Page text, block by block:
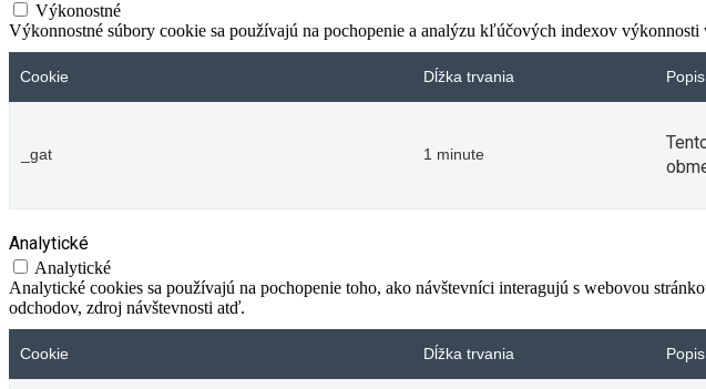
Výkonostné
Výkonnostné súbory cookie sa používajú na pochopenie a analýzu kľúčových indexov
Cookie Dĺžka trvania Popis
_gat 1 minute
Analytické
Analytické
Analytické cookies sa používajú na pochopenie toho, ako návštevníci interagujú s webovou
odchodov, zdroj návštevnosti atď.
Cookie Dĺžka trvania Popis